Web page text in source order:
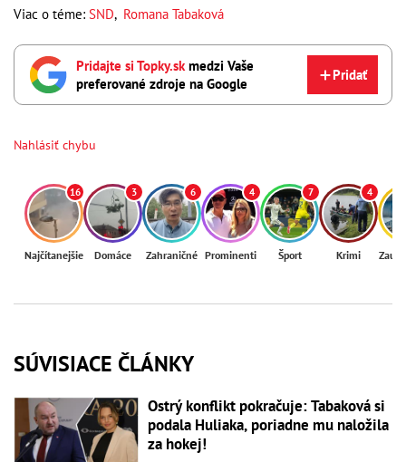
Viac o téme: SND, Romana Tabaková
Pridajte si Topky.sk medzi Vaše
preferované zdroje na Google
Pridať
Nahlásiť chybu
16
Najčítanejšie
3
Domáce
6
Zahraničné
4
Prominenti
7
Šport
4
Krimi
SÚVISIACE ČLÁNKY
Ostrý konflikt pokračuje: Tabaková si
podala Huliaka, poriadne mu naložila
za hokej!